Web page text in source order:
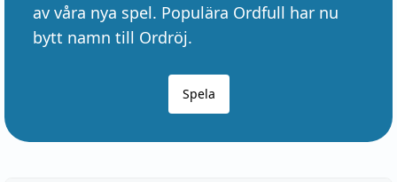
av våra nya spel. Populära Ordfull har nu
bytt namn till Ordröj.
Spela